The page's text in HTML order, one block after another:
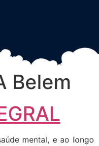
Belem
mental, e ao longo